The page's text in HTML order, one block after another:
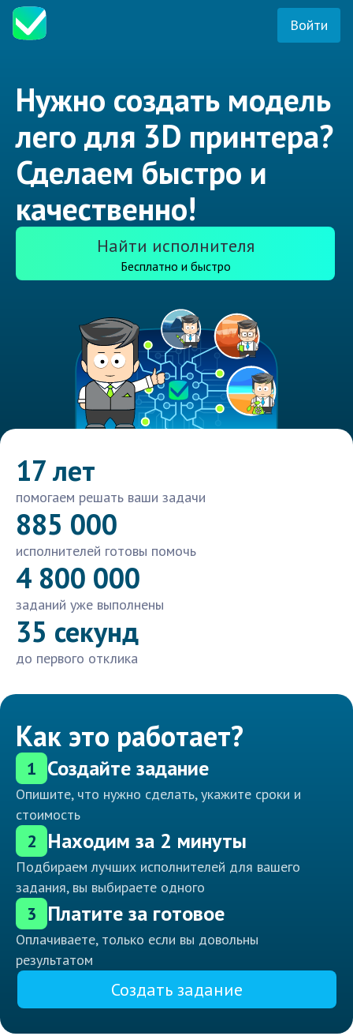
Войти
Нужно создать модель
лего для 3D принтера?
Сделаем быстро и
качественно!
Найти исполнителя
Бесплатно и быстро
17 лет
помогаем решать ваши задачи
885 000
исполнителей готовы помочь
4 800 000
заданий уже выполнены
35 секунд
до первого отклика
Как это работает?
1 Создайте задание
Опишите, что нужно сделать, укажите сроки и
стоимость
2 Находим за 2 минуты
Подбираем лучших исполнителей для вашего
задания, вы выбираете одного
3 Платите за готовое
Оплачиваете, только если вы довольны
результатом
Создать задание